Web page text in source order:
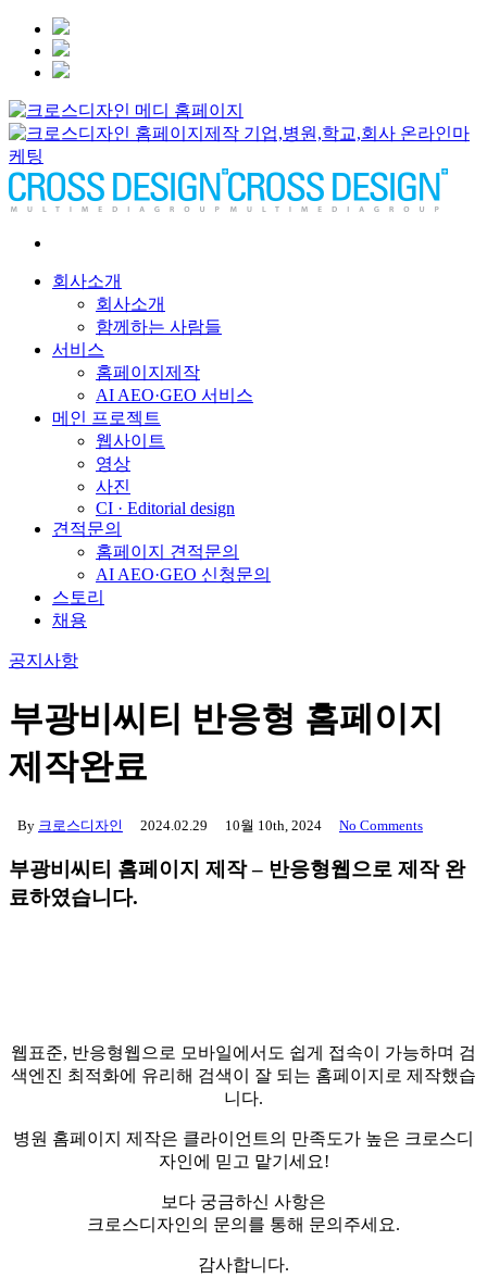
회사소개
회사소개
함께하는 사람들
서비스
홈페이지제작
AI AEO·GEO 서비스
메인 프로젝트
웹사이트
영상
사진
CI · Editorial design
견적문의
홈페이지 견적문의
AI AEO·GEO 신청문의
스토리
채용
공지사항
부광비씨티 반응형 홈페이지
제작완료
By 크로스디자인 2024.02.29 10월 10th, 2024 No Comments
부광비씨티 홈페이지 제작 – 반응형웹으로 제작 완
료하였습니다.
웹표준, 반응형웹으로 모바일에서도 쉽게 접속이 가능하며 검
색엔진 최적화에 유리해 검색이 잘 되는 홈페이지로 제작했습
니다.
병원 홈페이지 제작은 클라이언트의 만족도가 높은 크로스디
자인에 믿고 맡기세요!
보다 궁금하신 사항은
크로스디자인의 문의를 통해 문의주세요.
감사합니다.